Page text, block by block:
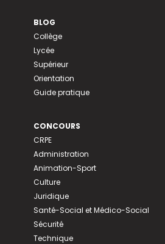
BLOG
Collège
Lycée
Supérieur
Orientation
Guide pratique
CONCOURS
CRPE
Administration
Animation-Sport
Culture
Juridique
Santé-Social et Médico-Social
Sécurité
Technique